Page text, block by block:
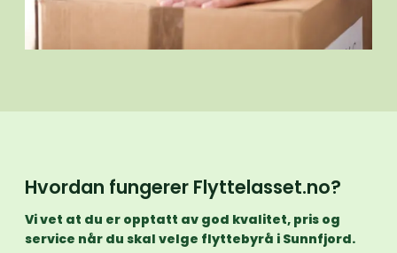
Hvordan fungerer Flyttelasset.no?
Vi vet at du er opptatt av god kvalitet, pris og
service når du skal velge flyttebyrå i Sunnfjord.